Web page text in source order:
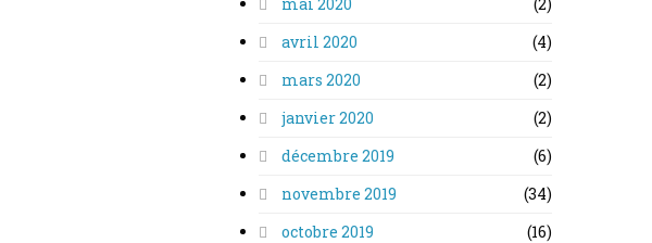
avril 2020
(4)
mars 2020
(2)
janvier 2020
(2)
décembre 2019
(6)
novembre 2019
(34)
octobre 2019
(16)